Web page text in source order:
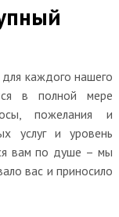
каждого нашего
в полной мере
пожелания и
услуг и уровень
вам по душе – мы
вас и приносило